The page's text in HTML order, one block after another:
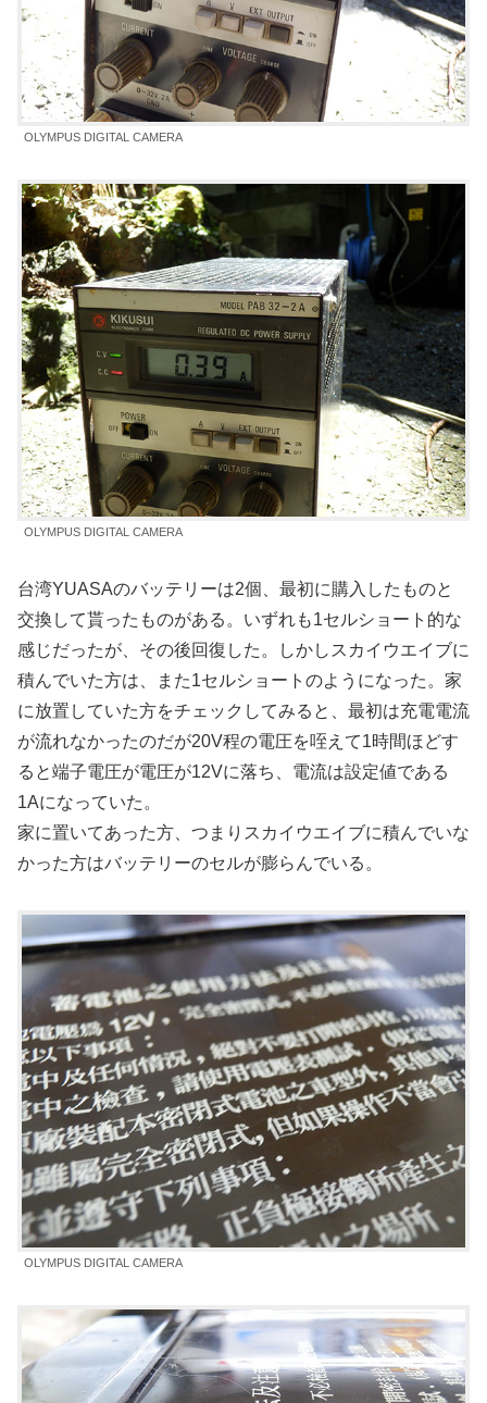
OLYMPUS DIGITAL CAMERA
OLYMPUS DIGITAL CAMERA
台湾YUASAのバッテリーは2個、最初に購入したものと
交換して貰ったものがある。いずれも1セルショート的な
感じだったが、その後回復した。しかしスカイウエイブに
積んでいた方は、また1セルショートのようになった。家
に放置していた方をチェックしてみると、最初は充電電流
が流れなかったのだが20V程の電圧を咥えて1時間ほどす
ると端子電圧が電圧が12Vに落ち、電流は設定値である
1Aになっていた。
家に置いてあった方、つまりスカイウエイブに積んでいな
かった方はバッテリーのセルが膨らんでいる。
OLYMPUS DIGITAL CAMERA